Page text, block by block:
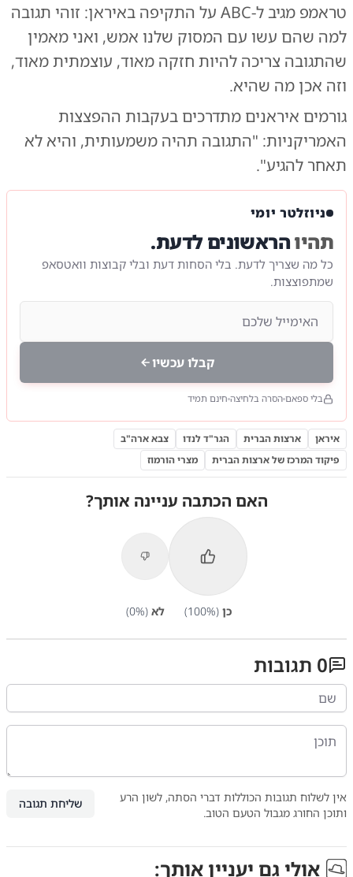
טראמפ מגיב ל-ABC על התקיפה באיראן: זוהי תגובה
למה שהם עשו עם המסוק שלנו אמש, ואני מאמין
שהתגובה צריכה להיות חזקה מאוד, עוצמתית מאוד,
וזה אכן מה שהיא.
גורמים איראנים מתדרכים בעקבות ההפצצות
האמריקניות: "התגובה תהיה משמעותית, והיא לא
תאחר להגיע".
ניוזלטר יומי
תהיוהראשונים לדעת.
כל מה שצריך לדעת. בלי הסחות דעת ובלי קבוצות וואטסאפ
שמתפוצצות.
קבלו עכשיו
בלי ספאם הסרה בלחיצה חינם תמיד
איראן ארצות הברית הגר"ד לנדו
צבא ארה"ב
פיקוד המרכז של ארצות הברית
מצרי הורמוז
האם הכתבה עניינה אותך?
כן (
100%) לא (
0%)
0 תגובות
אין לשלוח תגובות הכוללות דברי הסתה, לשון הרע
ותוכן החורג מגבול הטעם הטוב.
שליחת תגובה
אולי גם יעניין אותך: